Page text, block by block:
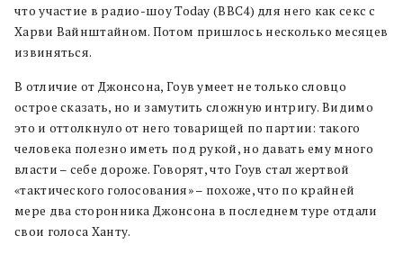
что участие в радио-шоу Today (BBC4) для него как секс с
Харви Вайнштайном. Потом пришлось несколько месяцев
извиняться.
В отличие от Джонсона, Гоув умеет не только словцо
острое сказать, но и замутить сложную интригу. Видимо
это и оттолкнуло от него товарищей по партии: такого
человека полезно иметь под рукой, но давать ему много
власти – себе дороже. Говорят, что Гоув стал жертвой
«тактического голосования» – похоже, что по крайней
мере два сторонника Джонсона в последнем туре отдали
свои голоса Ханту.